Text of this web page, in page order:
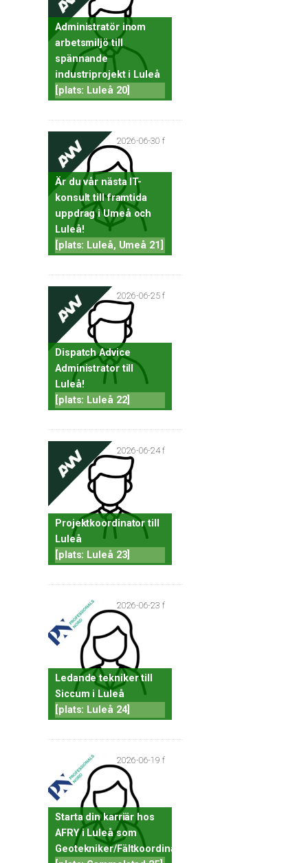
Administratör inom
arbetsmiljö till
spännande
industriprojekt i Luleå
[plats: Luleå 20]
2026-06-30 f
Är du vår nästa IT-
konsult till framtida
uppdrag i Umeå och
Luleå!
[plats: Luleå, Umeå 21]
2026-06-25 f
Dispatch Advice
Administrator till
Luleå!
[plats: Luleå 22]
2026-06-24 f
Projektkoordinator till
Luleå
[plats: Luleå 23]
2026-06-23 f
Ledande tekniker till
Siccum i Luleå
[plats: Luleå 24]
2026-06-19 f
Starta din karriär hos
AFRY i Luleå som
Geotekniker/Fältkoordinator